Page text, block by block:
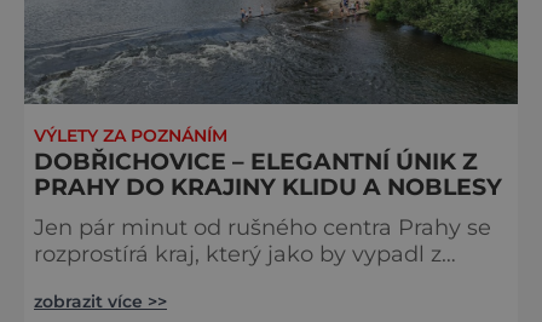
VÝLETY ZA POZNÁNÍM
DOBŘICHOVICE – ELEGANTNÍ ÚNIK Z
PRAHY DO KRAJINY KLIDU A NOBLESY
Jen pár minut od rušného centra Prahy se
rozprostírá kraj, který jako by vypadl z
středočeská obec na levém břehu
zobrazit více >>